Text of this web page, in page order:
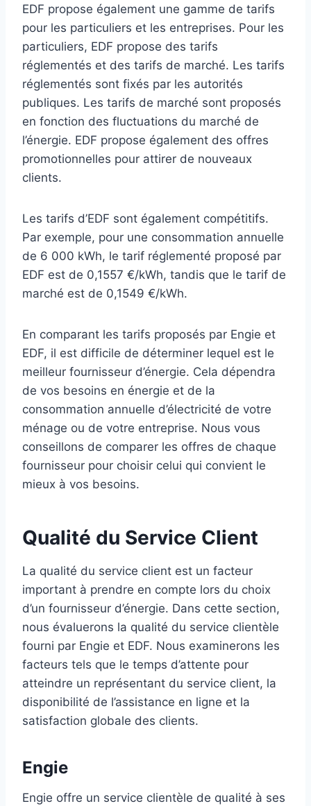
EDF propose également une gamme de tarifs
pour les particuliers et les entreprises. Pour les
particuliers, EDF propose des tarifs
réglementés et des tarifs de marché. Les tarifs
réglementés sont fixés par les autorités
publiques. Les tarifs de marché sont proposés
en fonction des fluctuations du marché de
l’énergie. EDF propose également des offres
promotionnelles pour attirer de nouveaux
clients.
Les tarifs d’EDF sont également compétitifs.
Par exemple, pour une consommation annuelle
de 6 000 kWh, le tarif réglementé proposé par
EDF est de 0,1557 €/kWh, tandis que le tarif de
marché est de 0,1549 €/kWh.
En comparant les tarifs proposés par Engie et
EDF, il est difficile de déterminer lequel est le
meilleur fournisseur d’énergie. Cela dépendra
de vos besoins en énergie et de la
consommation annuelle d’électricité de votre
ménage ou de votre entreprise. Nous vous
conseillons de comparer les offres de chaque
fournisseur pour choisir celui qui convient le
mieux à vos besoins.
Qualité du Service Client
La qualité du service client est un facteur
important à prendre en compte lors du choix
d’un fournisseur d’énergie. Dans cette section,
nous évaluerons la qualité du service clientèle
fourni par Engie et EDF. Nous examinerons les
facteurs tels que le temps d’attente pour
atteindre un représentant du service client, la
disponibilité de l’assistance en ligne et la
satisfaction globale des clients.
Engie
Engie offre un service clientèle de qualité à ses